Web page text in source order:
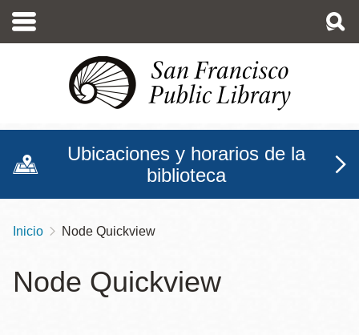
contenido
Ubicaciones y horarios de la
biblioteca
Sobrescribir
de
Inicio Node Quickview
Node Quickview